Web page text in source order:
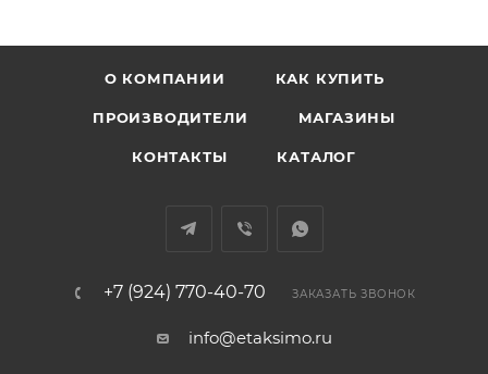
О КОМПАНИИ КАК КУПИТЬ
ПРОИЗВОДИТЕЛИ МАГАЗИНЫ
КОНТАКТЫ КАТАЛОГ
+7 (924) 770-40-70 ЗАКАЗАТЬ ЗВОНОК
info@etaksimo.ru